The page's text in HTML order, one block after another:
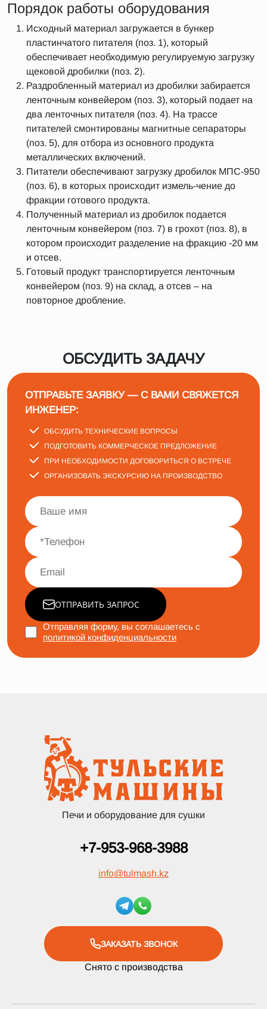
Порядок работы оборудования
Исходный материал загружается в бункер
пластинчатого питателя (поз. 1), который
обеспечивает необходимую регулируемую загрузку
щековой дробилки (поз. 2).
Раздробленный материал из дробилки забирается
ленточным конвейером (поз. 3), который подает на
два ленточных питателя (поз. 4). На трассе
питателей смонтированы магнитные сепараторы
(поз. 5), для отбора из основного продукта
металлических включений.
Питатели обеспечивают загрузку дробилок МПС-950
(поз. 6), в которых происходит измель-чение до
фракции готового продукта.
Полученный материал из дробилок подается
ленточным конвейером (поз. 7) в грохот (поз. 8), в
котором происходит разделение на фракцию -20 мм
и отсев.
Готовый продукт транспортируется ленточным
конвейером (поз. 9) на склад, а отсев – на
повторное дробление.
ОБСУДИТЬ ЗАДАЧУ
ОТПРАВЬТЕ ЗАЯВКУ — С ВАМИ СВЯЖЕТСЯ
ИНЖЕНЕР:
ОБСУДИТЬ ТЕХНИЧЕСКИЕ ВОПРОСЫ
ПОДГОТОВИТЬ КОММЕРЧЕСКОЕ ПРЕДЛОЖЕНИЕ
ПРИ НЕОБХОДИМОСТИ ДОГОВОРИТЬСЯ О ВСТРЕЧЕ
ОРГАНИЗОВАТЬ ЭКСКУРСИЮ НА ПРОИЗВОДСТВО
ОТПРАВИТЬ ЗАПРОС
Отправляя форму, вы соглашаетесь с
политикой конфиденциальности
Печи и оборудование для сушки
+7-953-968-3988
info@tulmash.kz
ЗАКАЗАТЬ ЗВОНОК
Снято с производства